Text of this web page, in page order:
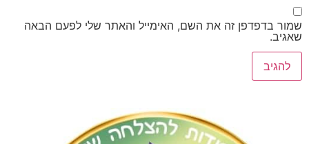
זה את השם, האימייל והאתר שלי לפעם הבאה